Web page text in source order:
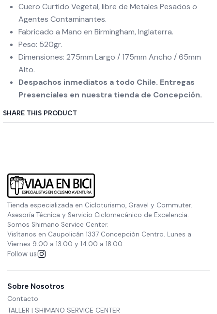
Cuero Curtido Vegetal, libre de Metales Pesados o
Agentes Contaminantes.
Fabricado a Mano en Birmingham, Inglaterra.
Peso: 520gr.
Dimensiones: 275mm Largo / 175mm Ancho / 65mm
Alto.
Despachos inmediatos a todo Chile. Entregas
Presenciales en nuestra tienda de Concepción.
SHARE THIS PRODUCT
Tienda especializada en Cicloturismo, Gravel y Commuter.
Asesoría Técnica y Servicio Ciclomecánico de Excelencia.
Somos Shimano Service Center.
Visítanos en Caupolicán 1337 Concepción Centro. Lunes a
Viernes 9:00 a 13:00 y 14:00 a 18:00
Follow us
Sobre Nosotros
Contacto
TALLER | SHIMANO SERVICE CENTER